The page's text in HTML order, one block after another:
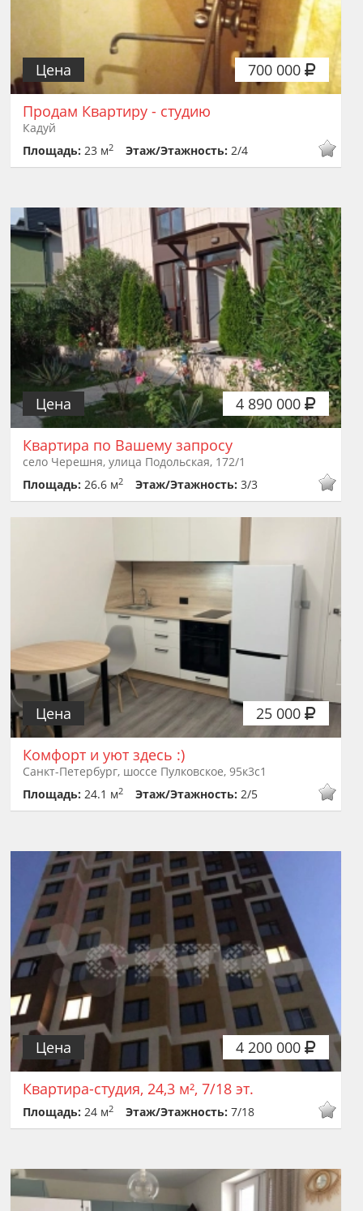
700 000
Цена
Продам Квартиру - студию
Кадуй
Площадь:23 м2 Этаж/Этажность:2/4
4 890 000
Цена
Квартира по Вашему запросу
село Черешня, улица Подольская, 172/1
Площадь:26.6 м2 Этаж/Этажность:3/3
25 000
Цена
Комфорт и уют здесь :)
Санкт-Петербург, шоссе Пулковское, 95к3с1
Площадь:24.1 м2 Этаж/Этажность:2/5
4 200 000
Цена
Квартира-студия, 24,3 м², 7/18 эт.
Площадь:24 м2 Этаж/Этажность:7/18